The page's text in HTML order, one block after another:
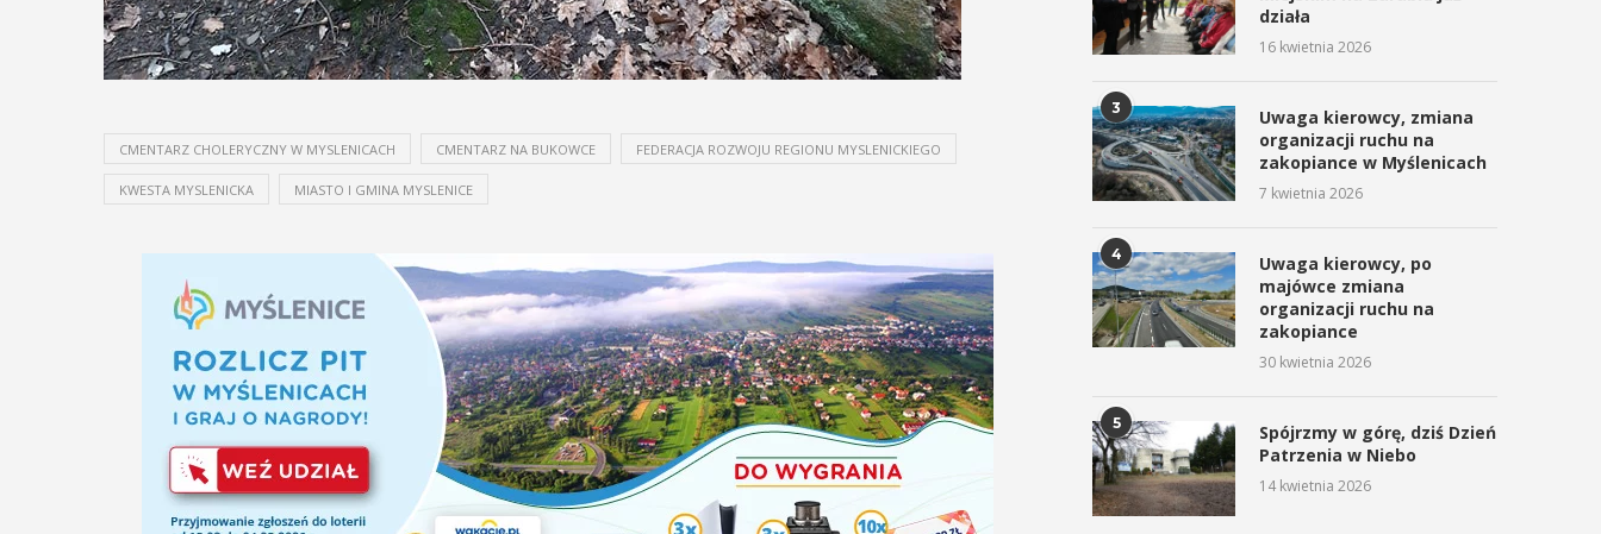
CMENTARZ CHOLERYCZNY W MYSLENICACH CMENTARZ NA BUKOWCE FEDERACJA ROZWOJU REGIONU MYSLENICKIEGO
KWESTA MYSLENICKA MIASTO I GMINA MYSLENICE
działa
16 kwietnia 2026
3
Uwaga kierowcy, zmiana
organizacji ruchu na
zakopiance w Myślenicach
7 kwietnia 2026
4
Uwaga kierowcy, po
majówce zmiana
organizacji ruchu na
zakopiance
30 kwietnia 2026
5
Spójrzmy w górę, dziś Dzień
Patrzenia w Niebo
14 kwietnia 2026